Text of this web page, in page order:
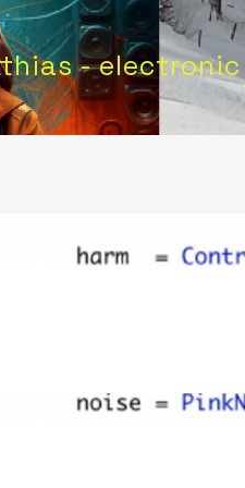
- electronic